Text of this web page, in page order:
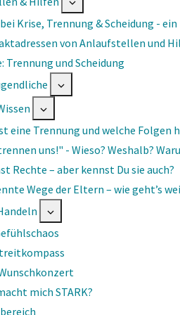
Krise, Trennung & Scheidung -
von Anlaufstellen und
Trennung und Scheidung
eine Trennung und welche Folgen
uns!" - Wieso? Weshalb?
Rechte – aber kennst Du sie auch?
Wege der Eltern – wie geht’s
mich STARK?
ei­ne
Ohr
Permanenter Cookie
Session Cookie